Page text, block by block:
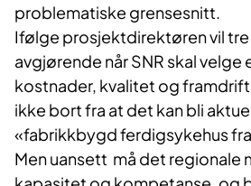
problematiske grensesnitt.
Ifølge prosjektdirektøren vil
avgjørende når SNR skal
kostnader, kvalitet og framdrift
ikke bort fra at det kan bli
«fabrikkbygd ferdigsykehus
Men uansett må det regionale